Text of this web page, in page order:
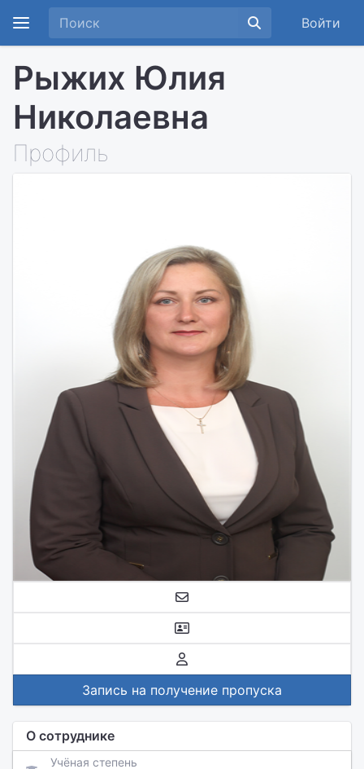
Войти
Рыжих Юлия
Николаевна
Профиль
Запись на получение пропуска
О сотруднике
Учёная степень